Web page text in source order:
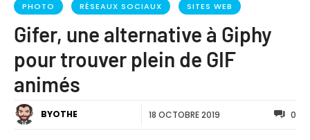
PHOTO RÉSEAUX SOCIAUX SITES WEB
Gifer, une alternative à Giphy
pour trouver plein de GIF
animés
BYOTHE 18 OCTOBRE 2019 0